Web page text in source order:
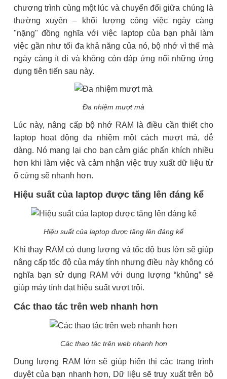
chương trình cùng một lúc và chuyển đổi giữa chúng là
thường xuyên – khối lượng công việc ngày càng
"nặng" đồng nghĩa với việc laptop của bạn phải làm
việc gần như tối đa khả năng của nó, bộ nhớ vì thế mà
ngày càng ít đi và không còn đáp ứng nổi những ứng
dụng tiên tiến sau này.
Đa nhiệm mượt mà
Lúc này, nâng cấp bộ nhớ RAM là điều cần thiết cho
laptop hoạt động đa nhiệm một cách mượt mà, dễ
dàng. Nó mang lại cho bạn cảm giác phấn khích nhiều
hơn khi làm việc và cảm nhận việc truy xuất dữ liệu từ
ổ cứng sẽ nhanh hơn.
Hiệu suất của laptop được tăng lên đáng kể
Hiệu suất của laptop được tăng lên đáng kể
Khi thay RAM có dung lượng và tốc độ bus lớn sẽ giúp
nâng cấp tốc độ của máy tính nhưng điều này không có
nghĩa bạn sử dụng RAM với dung lượng “khủng” sẽ
giúp máy tính đạt hiệu suất vượt trội.
Các thao tác trên web nhanh hơn
Các thao tác trên web nhanh hơn
Dung lượng RAM lớn sẽ giúp hiển thị các trang trình
duyệt của bạn nhanh hơn, Dữ liệu sẽ truy xuất trên bộ